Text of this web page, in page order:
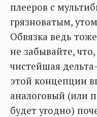
плееров с
грязноватым,
Обвязка ведь
не забывайте,
чистейшая
этой концепции
аналоговый (или
будет угодно)